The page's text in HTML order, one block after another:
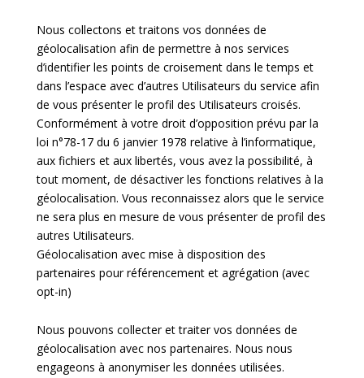
Nous collectons et traitons vos données de
géolocalisation afin de permettre à nos services
d’identifier les points de croisement dans le temps et
dans l’espace avec d’autres Utilisateurs du service afin
de vous présenter le profil des Utilisateurs croisés.
Conformément à votre droit d’opposition prévu par la
loi n°78-17 du 6 janvier 1978 relative à l’informatique,
aux fichiers et aux libertés, vous avez la possibilité, à
tout moment, de désactiver les fonctions relatives à la
géolocalisation. Vous reconnaissez alors que le service
ne sera plus en mesure de vous présenter de profil des
autres Utilisateurs.
Géolocalisation avec mise à disposition des
partenaires pour référencement et agrégation (avec
opt-in)
Nous pouvons collecter et traiter vos données de
géolocalisation avec nos partenaires. Nous nous
engageons à anonymiser les données utilisées.